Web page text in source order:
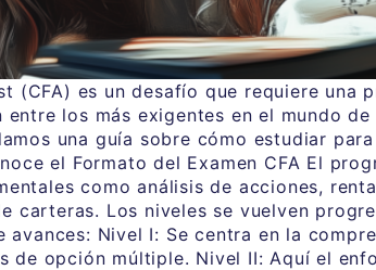
es un desafío que requiere una
los más exigentes en el mundo
una guía sobre cómo estudiar
el Formato del Examen CFA El
como análisis de acciones,
Los niveles se vuelven
Nivel I: Se centra en la
de opción múltiple. Nivel II: Aquí el